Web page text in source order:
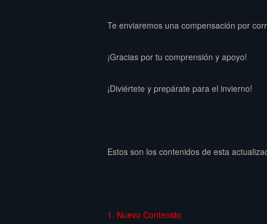
Te enviaremos una compensación por
¡Gracias por tu comprensión y apoyo!
¡Diviértete y prepárate para el invierno!
Estos son los contenidos de esta
1. Nuevo Contenido